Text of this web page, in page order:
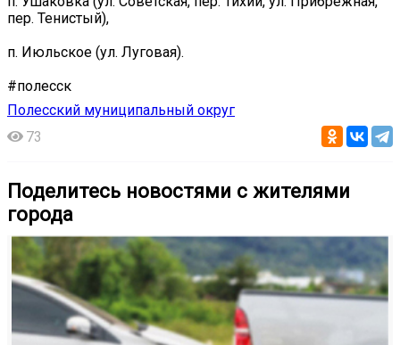
пер. Тенистый),
п. Июльское (ул. Луговая).
#полесск
Полесский муниципальный округ
73
Поделитесь новостями с жителями
города